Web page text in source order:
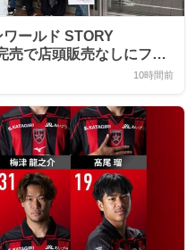
ワールド STORY
売で店頭販売なしにファ
10時間前